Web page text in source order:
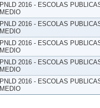
PNLD 2016 - ESCOLAS
MEDIO
PNLD 2016 - ESCOLAS
MEDIO
PNLD 2016 - ESCOLAS
MEDIO
PNLD 2016 - ESCOLAS
MEDIO
PNLD 2016 - ESCOLAS
MEDIO